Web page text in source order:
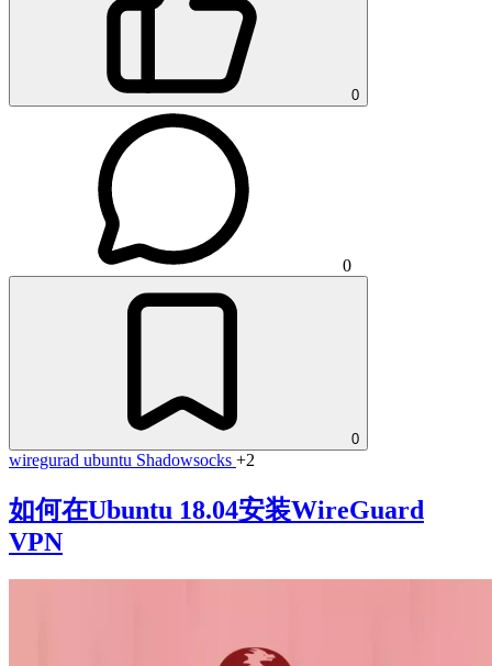
0
0
0
wiregurad ubuntu Shadowsocks +2
如何在Ubuntu 18.04安装WireGuard
VPN